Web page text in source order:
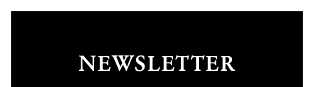
NEWSLETTER